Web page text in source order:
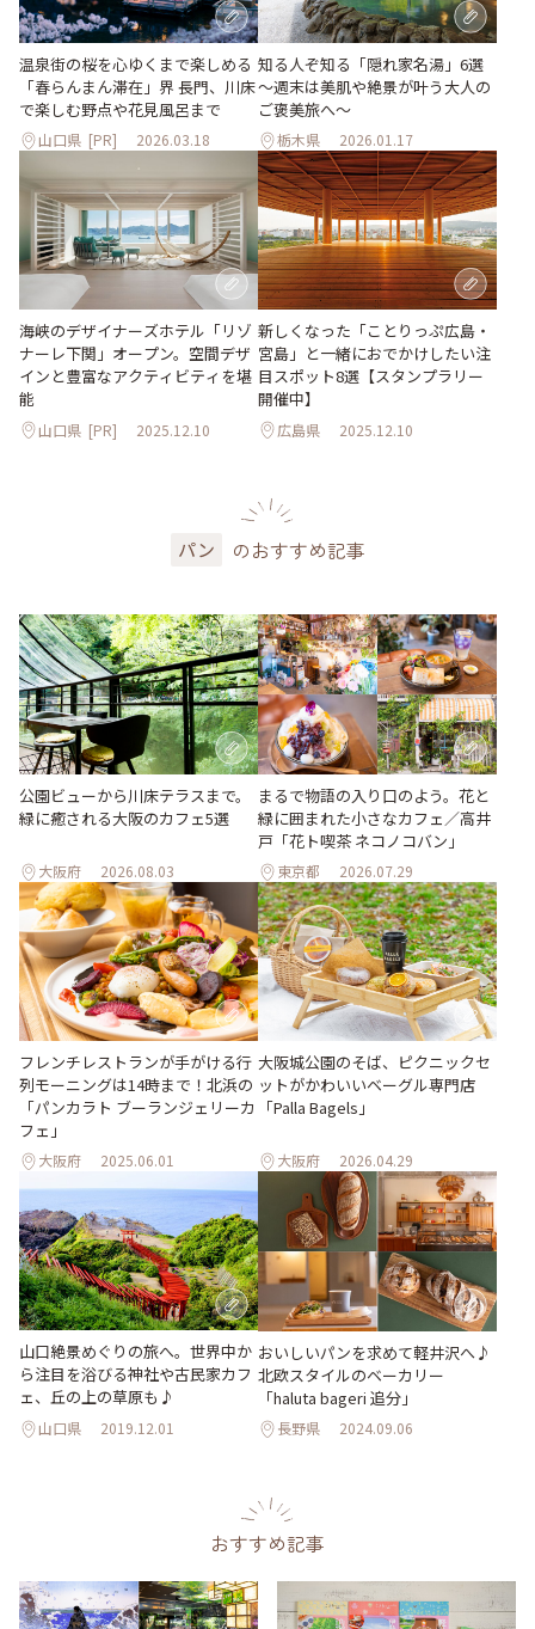
温泉街の桜を心ゆくまで楽しめる
「春らんまん滞在」界 長門、川床
で楽しむ野点や花見風呂まで
山口県 [PR] 2026.03.18
知る人ぞ知る「隠れ家名湯」6選
～週末は美肌や絶景が叶う大人の
ご褒美旅へ～
栃木県 2026.01.17
海峡のデザイナーズホテル「リゾ
ナーレ下関」オープン。空間デザ
インと豊富なアクティビティを堪
能
山口県 [PR] 2025.12.10
新しくなった「ことりっぷ広島・
宮島」と一緒におでかけしたい注
目スポット8選【スタンプラリー
開催中】
広島県 2025.12.10
パン のおすすめ記事
公園ビューから川床テラスまで。
緑に癒される大阪のカフェ5選
大阪府 2026.08.03
まるで物語の入り口のよう。花と
緑に囲まれた小さなカフェ／高井
戸「花ト喫茶 ネコノコバン」
東京都 2026.07.29
フレンチレストランが手がける行
列モーニングは14時まで！北浜の
「パンカラト ブーランジェリーカ
フェ」
大阪府 2025.06.01
大阪城公園のそば、ピクニックセ
ットがかわいいベーグル専門店
「Palla Bagels」
大阪府 2026.04.29
山口絶景めぐりの旅へ。世界中か
ら注目を浴びる神社や古民家カフ
ェ、丘の上の草原も♪
山口県 2019.12.01
おいしいパンを求めて軽井沢へ♪
北欧スタイルのベーカリー
「haluta bageri 追分」
長野県 2024.09.06
おすすめ記事